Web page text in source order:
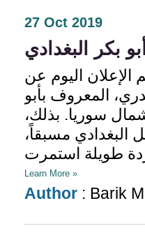
27 Oct 2019
بكر البغدادي
اليوم عن
المعروف بأبو
سوريا. بذلك،
البغدادي مسبقاً،
Learn More »
Author : Barik